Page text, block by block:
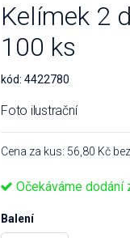
Kelímek 2
100 ks
kód: 4422780
Foto ilustrační
Cena za kus: 56,80 Kč
Očekáváme dodání
Balení